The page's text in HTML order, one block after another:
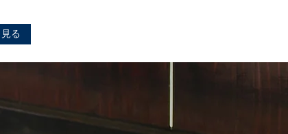
る